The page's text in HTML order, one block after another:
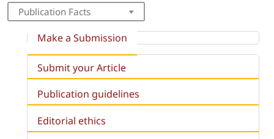
Publication Facts
Make a Submission
Submit your Article
Publication guidelines
Editorial ethics